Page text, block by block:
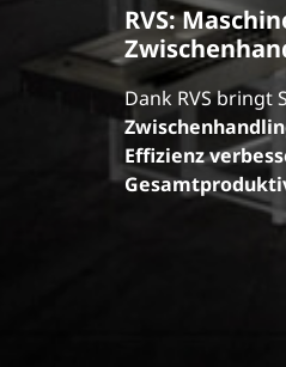
RVS:
Dank RVS bringt
Effizienz